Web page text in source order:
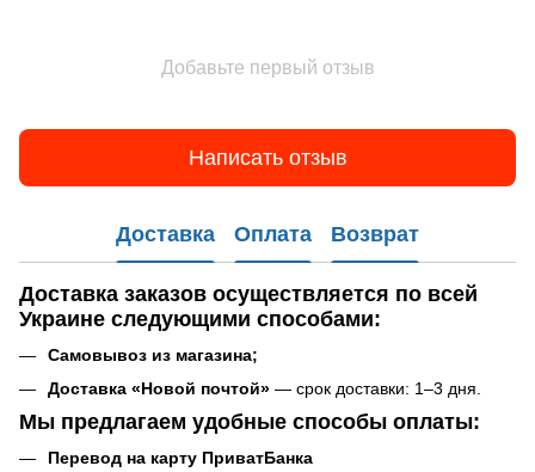
Добавьте первый отзыв
Написать отзыв
Доставка Оплата Возврат
Доставка заказов осуществляется по всей
Украине следующими способами:
Самовывоз из магазина;
Доставка «Новой почтой» — срок доставки: 1–3 дня.
Мы предлагаем удобные способы оплаты:
Перевод на карту ПриватБанка